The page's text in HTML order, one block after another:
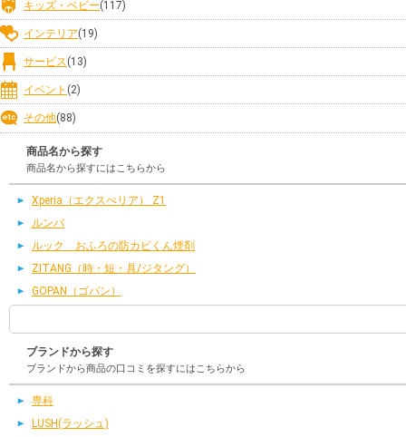
キッズ・ベビー(117)
インテリア(19)
サービス(13)
イベント (2)
その他(88)
商品名から探す
商品名から探すにはこちらから
Xperia（エクスぺリア） Z1
ルンバ
ルック おふろの防カビくん煙剤
ZITANG（時・短・具/ジタング）
GOPAN（ゴパン）
ブランドから探す
ブランドから商品の口コミを探すにはこちらから
専科
LUSH(ラッシュ)